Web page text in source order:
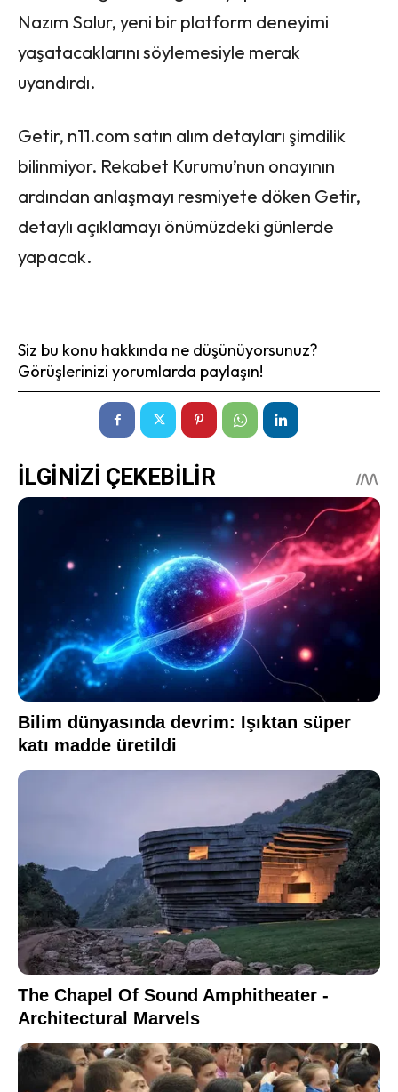
Nazım Salur, yeni bir platform deneyimi
yaşatacaklarını söylemesiyle merak
uyandırdı.
Getir, n11.com satın alım detayları şimdilik
bilinmiyor. Rekabet Kurumu’nun onayının
ardından anlaşmayı resmiyete döken Getir,
detaylı açıklamayı önümüzdeki günlerde
yapacak.
Siz bu konu hakkında ne düşünüyorsunuz?
Görüşlerinizi yorumlarda paylaşın!